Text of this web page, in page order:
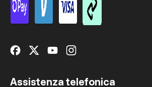
Assistenza telefonica